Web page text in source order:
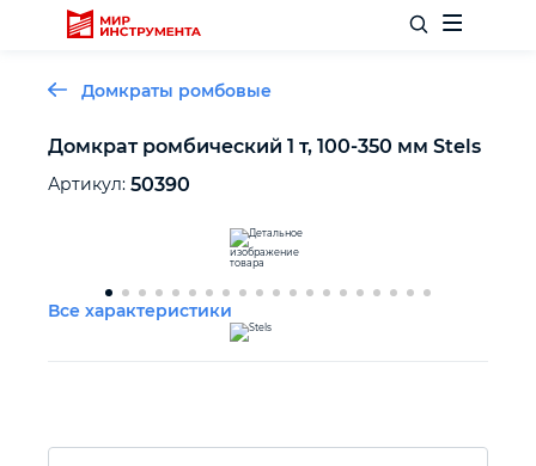
Отделочный инструмент
Слесарный инструмент
Столярный инструмент
Измерительный инструмент
Домкраты ромбовые
Домкрат ромбический 1 т, 100-350 мм Stels
Артикул: 50390
Все характеристики